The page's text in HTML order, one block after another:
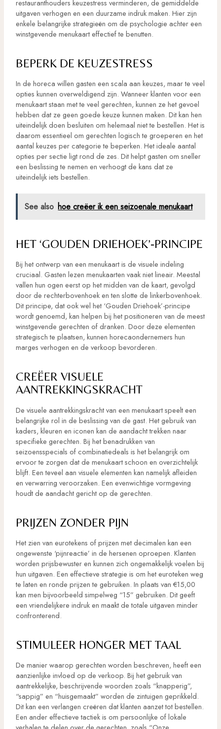
restauranthouders keuzestress verminderen, de gemiddelde
uitgaven verhogen en een duurzame indruk maken. Hier zijn
enkele belangrijke strategieën om de psychologie achter een
winstgevende menukaart effectief te benutten.
BEPERK DE KEUZESTRESS
In de horeca willen gasten een scala aan keuzes, maar te veel
opties kunnen overweldigend zijn. Wanneer klanten voor een
menukaart staan met te veel gerechten, kunnen ze het gevoel
hebben dat ze geen goede keuze kunnen maken. Dit kan hen
uiteindelijk doen besluiten om helemaal niet te bestellen. Het is
daarom essentieel om gerechten logisch te groeperen en het
aantal keuzes per categorie te beperken. Het ideale aantal
opties per sectie ligt rond de zes. Dit helpt gasten om sneller
een beslissing te nemen en verhoogt de kans dat ze
uiteindelijk iets bestellen.
See also hoe creëer ik een seizoenale menukaart
HET ‘GOUDEN DRIEHOEK’-PRINCIPE
Bij het ontwerp van een menukaart is de visuele indeling
cruciaal. Gasten lezen menukaarten vaak niet lineair. Meestal
vallen hun ogen eerst op het midden van de kaart, gevolgd
door de rechterbovenhoek en ten slotte de linkerbovenhoek.
Dit principe, dat ook wel het ‘Gouden Driehoek’-principe
wordt genoemd, kan helpen bij het positioneren van de meest
winstgevende gerechten of dranken. Door deze elementen
strategisch te plaatsen, kunnen horecaondernemers hun
marges verhogen en de verkoop bevorderen.
CREËER VISUELE
AANTREKKINGSKRACHT
De visuele aantrekkingskracht van een menukaart speelt een
belangrijke rol in de beslissing van de gast. Het gebruik van
kaders, kleuren en iconen kan de aandacht trekken naar
specifieke gerechten. Bij het benadrukken van
seizoensspecials of combinatiedeals is het belangrijk om
ervoor te zorgen dat de menukaart schoon en overzichtelijk
blijft. Een teveel aan visuele elementen kan namelijk afleiden
en verwarring veroorzaken. Een evenwichtige vormgeving
houdt de aandacht gericht op de gerechten.
PRIJZEN ZONDER PIJN
Het zien van eurotekens of prijzen met decimalen kan een
ongewenste ‘pijnreactie’ in de hersenen oproepen. Klanten
worden prijsbewuster en kunnen zich ongemakkelijk voelen bij
hun uitgaven. Een effectieve strategie is om het euroteken weg
te laten en ronde prijzen te gebruiken. In plaats van €15,00
kan men bijvoorbeeld simpelweg “15” gebruiken. Dit geeft
een vriendelijkere indruk en maakt de totale uitgaven minder
confronterend.
STIMULEER HONGER MET TAAL
De manier waarop gerechten worden beschreven, heeft een
aanzienlijke invloed op de verkoop. Bij het gebruik van
aantrekkelijke, beschrijvende woorden zoals “knapperig”,
“sappig” en “huisgemaakt” worden de zintuigen geprikkeld.
Dit kan een verlangen creëren dat klanten aanzet tot bestellen.
Een ander effectieve tactiek is om persoonlijke of lokale